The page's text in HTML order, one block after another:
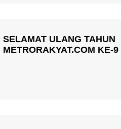
SELAMAT ULANG TAHUN
METRORAKYAT.COM KE-9